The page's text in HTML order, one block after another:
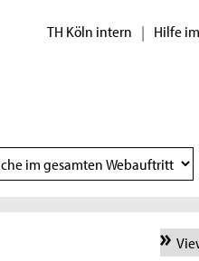
TH Köln intern | Hilfe